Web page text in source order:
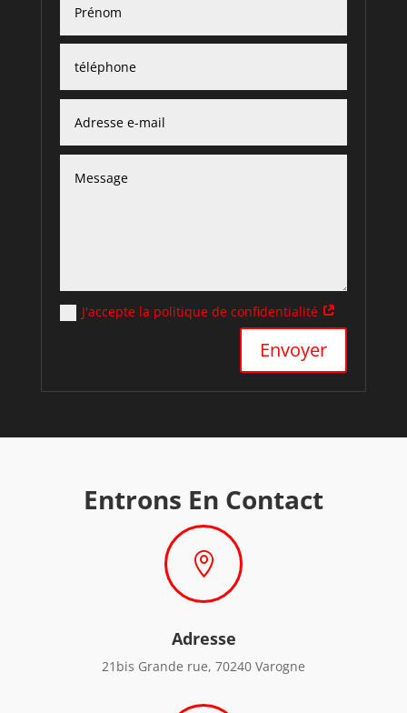
J'accepte la politique de confidentialité
Envoyer
Entrons En Contact

Adresse
21bis Grande rue, 70240 Varogne